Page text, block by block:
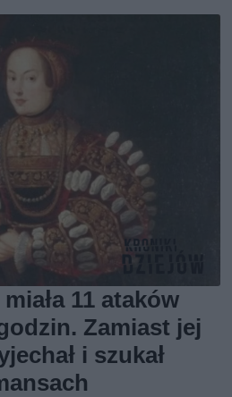
11 ataków
Zamiast jej
i szukał